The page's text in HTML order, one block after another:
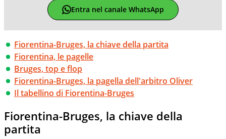
Entra nel canale WhatsApp
Fiorentina-Bruges, la chiave della partita
Fiorentina, le pagelle
Bruges, top e flop
Fiorentina-Bruges, la pagella dell'arbitro Oliver
Il tabellino di Fiorentina-Bruges
Fiorentina-Bruges, la chiave della
partita